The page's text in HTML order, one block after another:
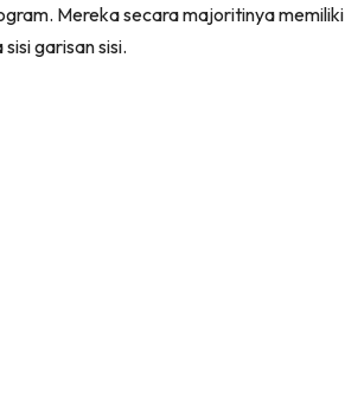
Mereka secara majoritinya memiliki
garisan sisi.